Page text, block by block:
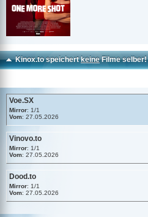
Kinox.to speichertkeineFilme selber!
Voe.SX
Mirror: 1/1
Vom: 27.05.2026
Vinovo.to
Mirror: 1/1
Vom: 27.05.2026
Dood.to
Mirror: 1/1
Vom: 27.05.2026